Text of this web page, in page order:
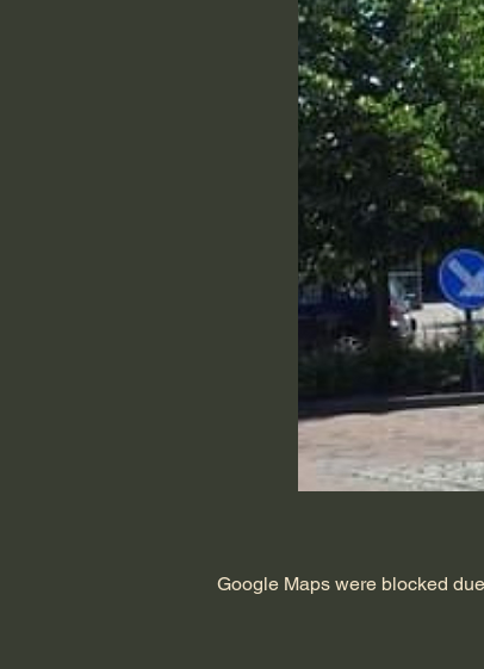
Google Maps were blocked